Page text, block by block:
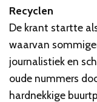
Recyclen
De krant startte
waarvan
journalistiek en
oude nummers
hardnekkige